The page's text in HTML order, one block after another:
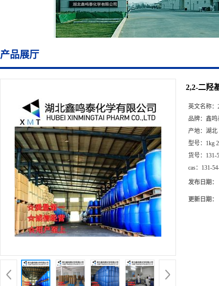
产品展厅
2,2-二羟
英文名称：
品牌： 鑫鸣
产地： 湖北
型号： 1kg
货号： 131-
cas： 131-
发布日期：
更新日期：